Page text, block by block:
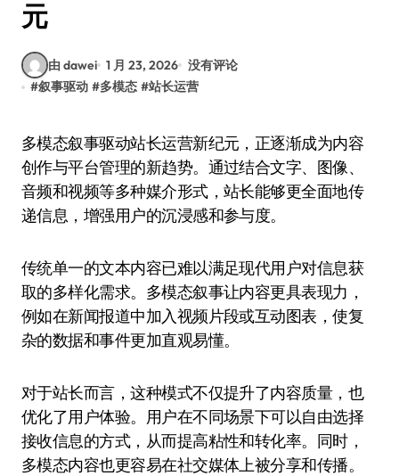
元
由 dawei 1 月 23, 2026 没有评论
#叙事驱动 #多模态 #站长运营
多模态叙事驱动站长运营新纪元，正逐渐成为内容
创作与平台管理的新趋势。通过结合文字、图像、
音频和视频等多种媒介形式，站长能够更全面地传
递信息，增强用户的沉浸感和参与度。
传统单一的文本内容已难以满足现代用户对信息获
取的多样化需求。多模态叙事让内容更具表现力，
例如在新闻报道中加入视频片段或互动图表，使复
杂的数据和事件更加直观易懂。
对于站长而言，这种模式不仅提升了内容质量，也
优化了用户体验。用户在不同场景下可以自由选择
接收信息的方式，从而提高粘性和转化率。同时，
多模态内容也更容易在社交媒体上被分享和传播。